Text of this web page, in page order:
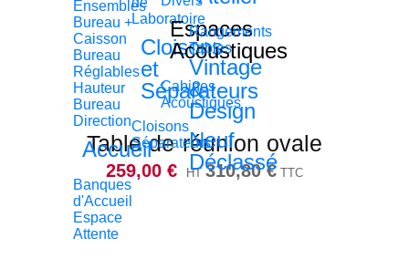
Ensembles
Bureau +
Caisson
Bureau
Réglables
Hauteur
Bureau
Direction
Accueil
Banques
d'Accueil
Espace
Attente
Laboratoire
Cloisons
et
Séparateurs
Cloisons
Séparateurs
Espaces
Acoustiques
Cabines
Acoustiques
Rangements
Tables
Vintage
&
Design
Neuf
Déclassé
Table de réunion ovale
259,00 € HT 310,80€ TTC